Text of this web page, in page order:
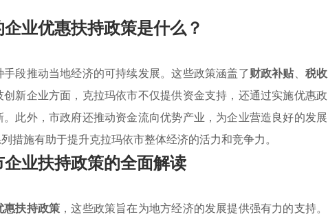
业优惠扶持政策是什么？
段推动当地经济的可持续发展。这些政策涵盖了财政补贴、 税收
新企业方面，克拉玛依市不仅提供资金支持，还通过实施优惠政
此外，市政府还推动资金流向优势产业，为企业营造良好的发展
措施有助于提升克拉玛依市整体经济的活力和竞争力。
业扶持政策的全面解读
惠扶持政策 ，这些政策旨在为地方经济的发展提供强有力的支持。